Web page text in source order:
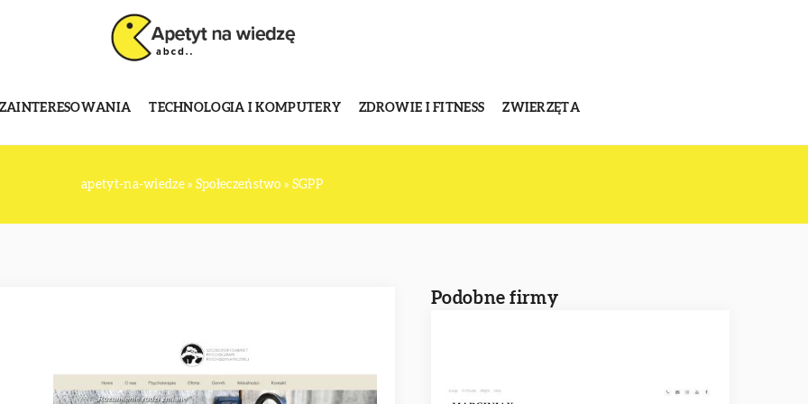
TECHNOLOGIA I KOMPUTERY ZDROWIE I FITNESS ZWIERZĘTA
apetyt-na-wiedze» Społeczeństwo » SGPP
Podobne firmy